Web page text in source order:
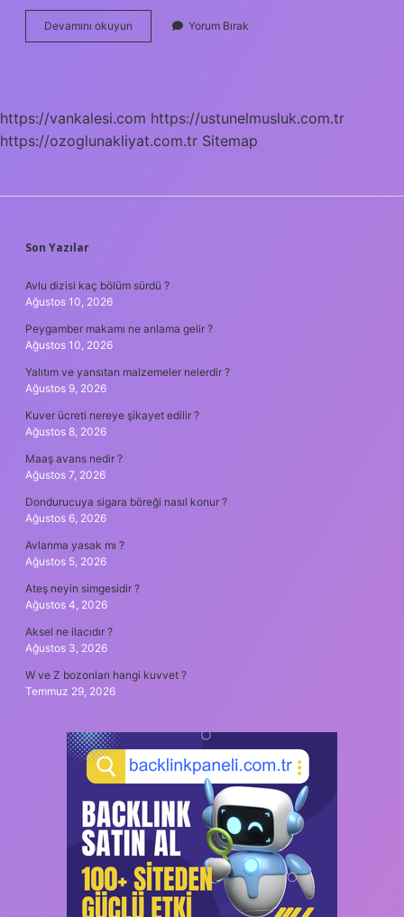
Devamını okuyun
Bildiri
Yorum Bırak
https://vankalesi.com https://ustunelmusluk.com.tr
https://ozoglunakliyat.com.tr Sitemap
SIDEBAR
Son Yazılar
Avlu dizisi kaç bölüm sürdü ?
Ağustos 10, 2026
Peygamber makamı ne anlama gelir ?
Ağustos 10, 2026
Yalıtım ve yansıtan malzemeler nelerdir ?
Ağustos 9, 2026
Kuver ücreti nereye şikayet edilir ?
Ağustos 8, 2026
Maaş avans nedir ?
Ağustos 7, 2026
Dondurucuya sigara böreği nasıl konur ?
Ağustos 6, 2026
Avlanma yasak mı ?
Ağustos 5, 2026
Ateş neyin simgesidir ?
Ağustos 4, 2026
Aksel ne ilacıdır ?
Ağustos 3, 2026
W ve Z bozonları hangi kuvvet ?
Temmuz 29, 2026